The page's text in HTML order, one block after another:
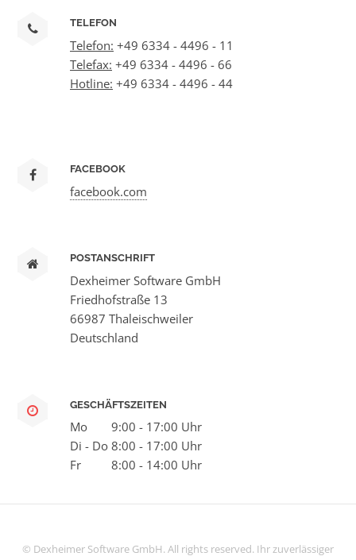
TELEFON
Telefon: +49 6334 - 4496 - 11
Telefax: +49 6334 - 4496 - 66
Hotline: +49 6334 - 4496 - 44
FACEBOOK
facebook.com
POSTANSCHRIFT
Dexheimer Software GmbH
Friedhofstraße 13
66987 Thaleischweiler
Deutschland
GESCHÄFTSZEITEN
Mo
Di - Do
Fr
9:00 - 17:00 Uhr
8:00 - 17:00 Uhr
8:00 - 14:00 Uhr
© Dexheimer Software GmbH. All rights reserved. Ihr zuverlässiger